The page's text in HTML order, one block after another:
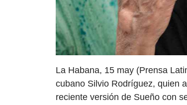
La Habana, 15 may (Prensa
cubano Silvio Rodríguez, quien
reciente versión de Sueño con